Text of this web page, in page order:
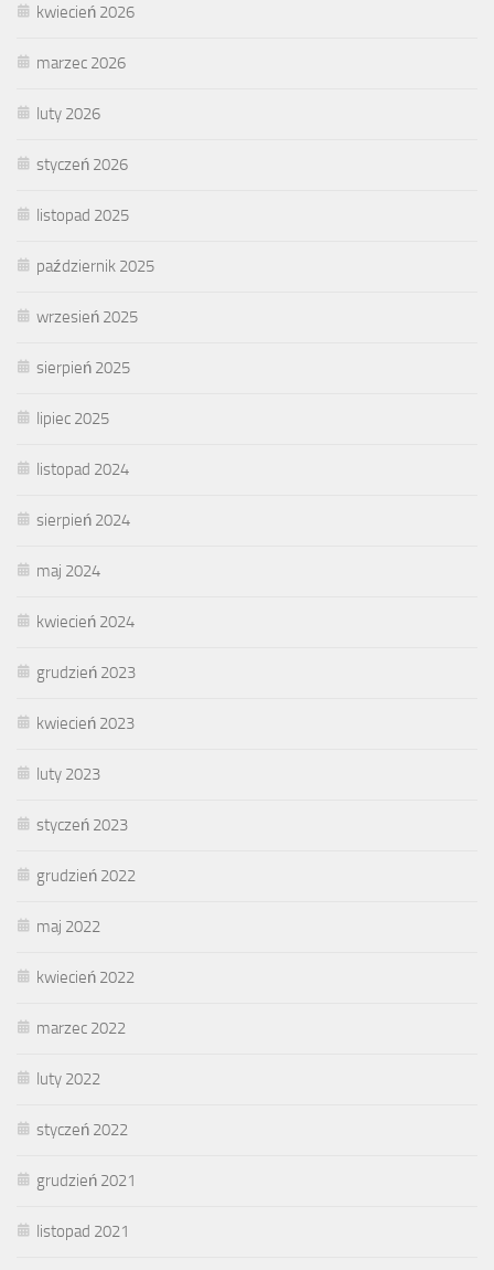
kwiecień 2026
marzec 2026
luty 2026
styczeń 2026
listopad 2025
październik 2025
wrzesień 2025
sierpień 2025
lipiec 2025
listopad 2024
sierpień 2024
maj 2024
kwiecień 2024
grudzień 2023
kwiecień 2023
luty 2023
styczeń 2023
grudzień 2022
maj 2022
kwiecień 2022
marzec 2022
luty 2022
styczeń 2022
grudzień 2021
listopad 2021